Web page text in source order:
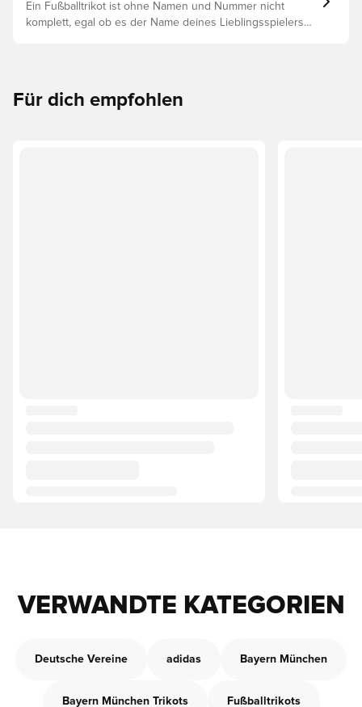
Ein Fußballtrikot ist ohne Namen und Nummer nicht
komplett, egal ob es der Name deines Lieblingsspielers
Für dich empfohlen
VERWANDTE KATEGORIEN
Deutsche Vereine adidas Bayern München
Bayern München Trikots Fußballtrikots